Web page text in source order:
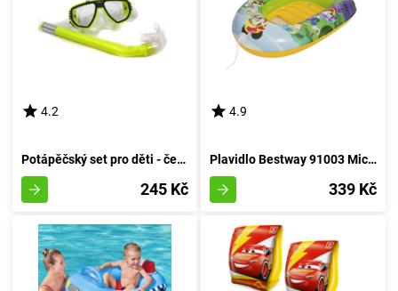
4.2
Potápěčský set pro děti - červený
245 Kč
4.9
Plavidlo Bestway 91003 Mickey Mouse
339 Kč